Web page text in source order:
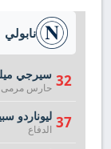
نابولي
32 سيرجي
حارس مرمى
37 ليوناردو
الدفاع